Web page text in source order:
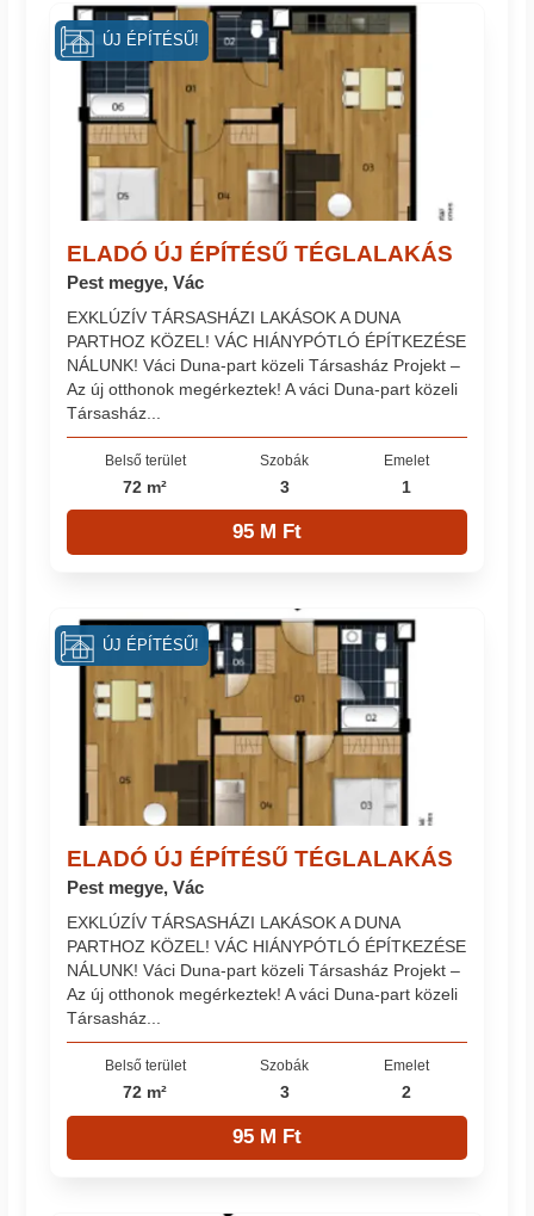
ELADÓ ÚJ ÉPÍTÉSŰ TÉGLALAKÁS
Pest megye, Vác
EXKLÚZÍV TÁRSASHÁZI LAKÁSOK A DUNA
PARTHOZ KÖZEL! VÁC HIÁNYPÓTLÓ ÉPÍTKEZÉSE
NÁLUNK! Váci Duna-part közeli Társasház Projekt –
Az új otthonok megérkeztek! A váci Duna-part közeli
Társasház...
Belső terület
72 m²
Szobák
3
Emelet
1
95 M Ft
ÚJ ÉPÍTÉSŰ!
ELADÓ ÚJ ÉPÍTÉSŰ TÉGLALAKÁS
Pest megye, Vác
EXKLÚZÍV TÁRSASHÁZI LAKÁSOK A DUNA
PARTHOZ KÖZEL! VÁC HIÁNYPÓTLÓ ÉPÍTKEZÉSE
NÁLUNK! Váci Duna-part közeli Társasház Projekt –
Az új otthonok megérkeztek! A váci Duna-part közeli
Társasház...
Belső terület
72 m²
Szobák
3
Emelet
2
95 M Ft
ÚJ ÉPÍTÉSŰ!